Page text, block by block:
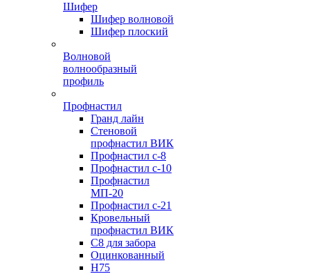
Шифер
Шифер волновой
Шифер плоский
Волновой
волнообразный
профиль
Профнастил
Гранд лайн
Стеновой
профнастил ВИК
Профнастил с-8
Профнастил с-10
Профнастил
МП-20
Профнастил с-21
Кровельный
профнастил ВИК
С8 для забора
Оцинкованный
Н75